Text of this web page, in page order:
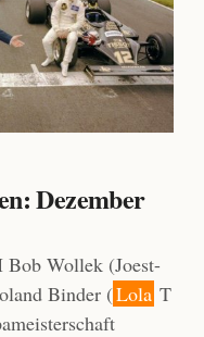
Dezember
Wollek (Joest-
Binder (Lola T